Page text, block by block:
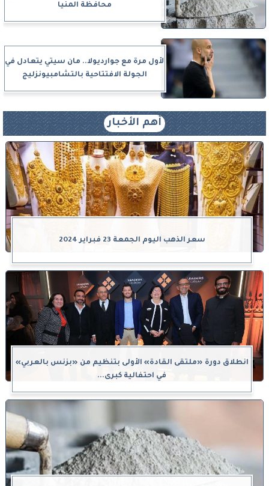
محافظة المنيا
لأول مرة مع جوارديولا.. مان سيتي يتعادل في
الجولة الافتتاحية بالتشامبيونزليج
أهم الأخبار
سعر الذهب اليوم الجمعة 23 فبراير 2024
انطلاق دورة «ملتقى القادة» الأولى بتنظيم من «بزنس بالعربي»
في احتفالية كبرى...